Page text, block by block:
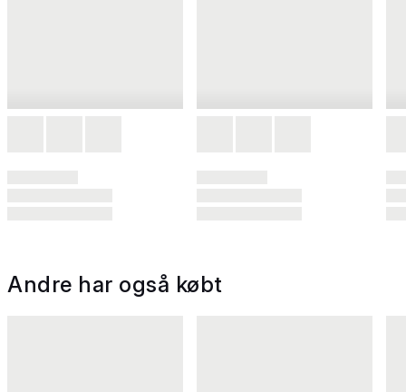
Andre har også købt